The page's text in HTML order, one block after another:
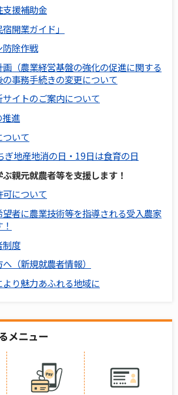
援補助金
開業ガイド」
防除作戦
画（農業経営基盤の強化の促進に関する
事務手続きの変更について
イトのご案内について
推進
ついて
ぎ地産地消の日・19日は食育の日
親元就農者等を支援します！
について
者に農業技術等を指導される受入農家
制度
（新規就農者情報）
り魅力あふれる地域に
メニュー